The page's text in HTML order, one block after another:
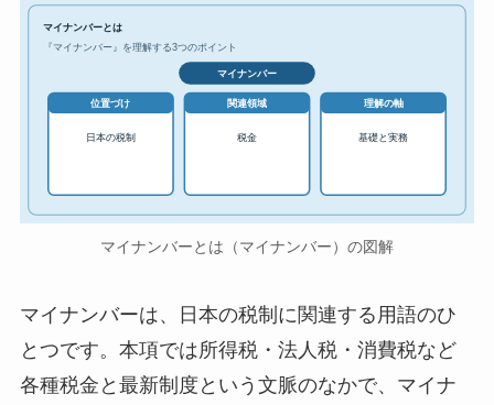
マイナンバーとは
『マイナンバー』を理解する3つのポイント
マイナンバー
位置づけ
日本の税制
関連領域
税金
理解の軸
基礎と実務
マイナンバーとは（マイナンバー）の図解
マイナンバーは、日本の税制に関連する用語のひ
とつです。本項では所得税・法人税・消費税など
各種税金と最新制度という文脈のなかで、マイナ